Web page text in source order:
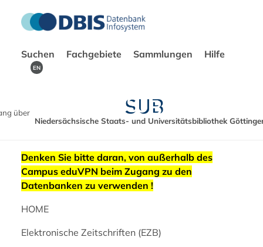
Suchen Fachgebiete Sammlungen Hilfe
EN
über
Niedersächsische Staats- und Universitätsbibliothek
Denken Sie bitte daran, von außerhalb des
Campus eduVPN beim Zugang zu den
Datenbanken zu verwenden !
HOME
Elektronische Zeitschriften (EZB)